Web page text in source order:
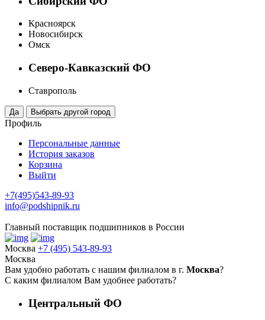
Красноярск
Новосибирск
Омск
Северо-Кавказский ФО
Ставрополь
Профиль
Персональные данные
История заказов
Корзина
Выйти
+7(495)543-89-93
info@podshipnik.ru
Главный поставщик подшипников в России
Москва +7 (495) 543-89-93
Москва
Вам удобно работать с нашим филиалом в г. Москва?
С каким филиалом Вам удобнее работать?
Центральный ФО